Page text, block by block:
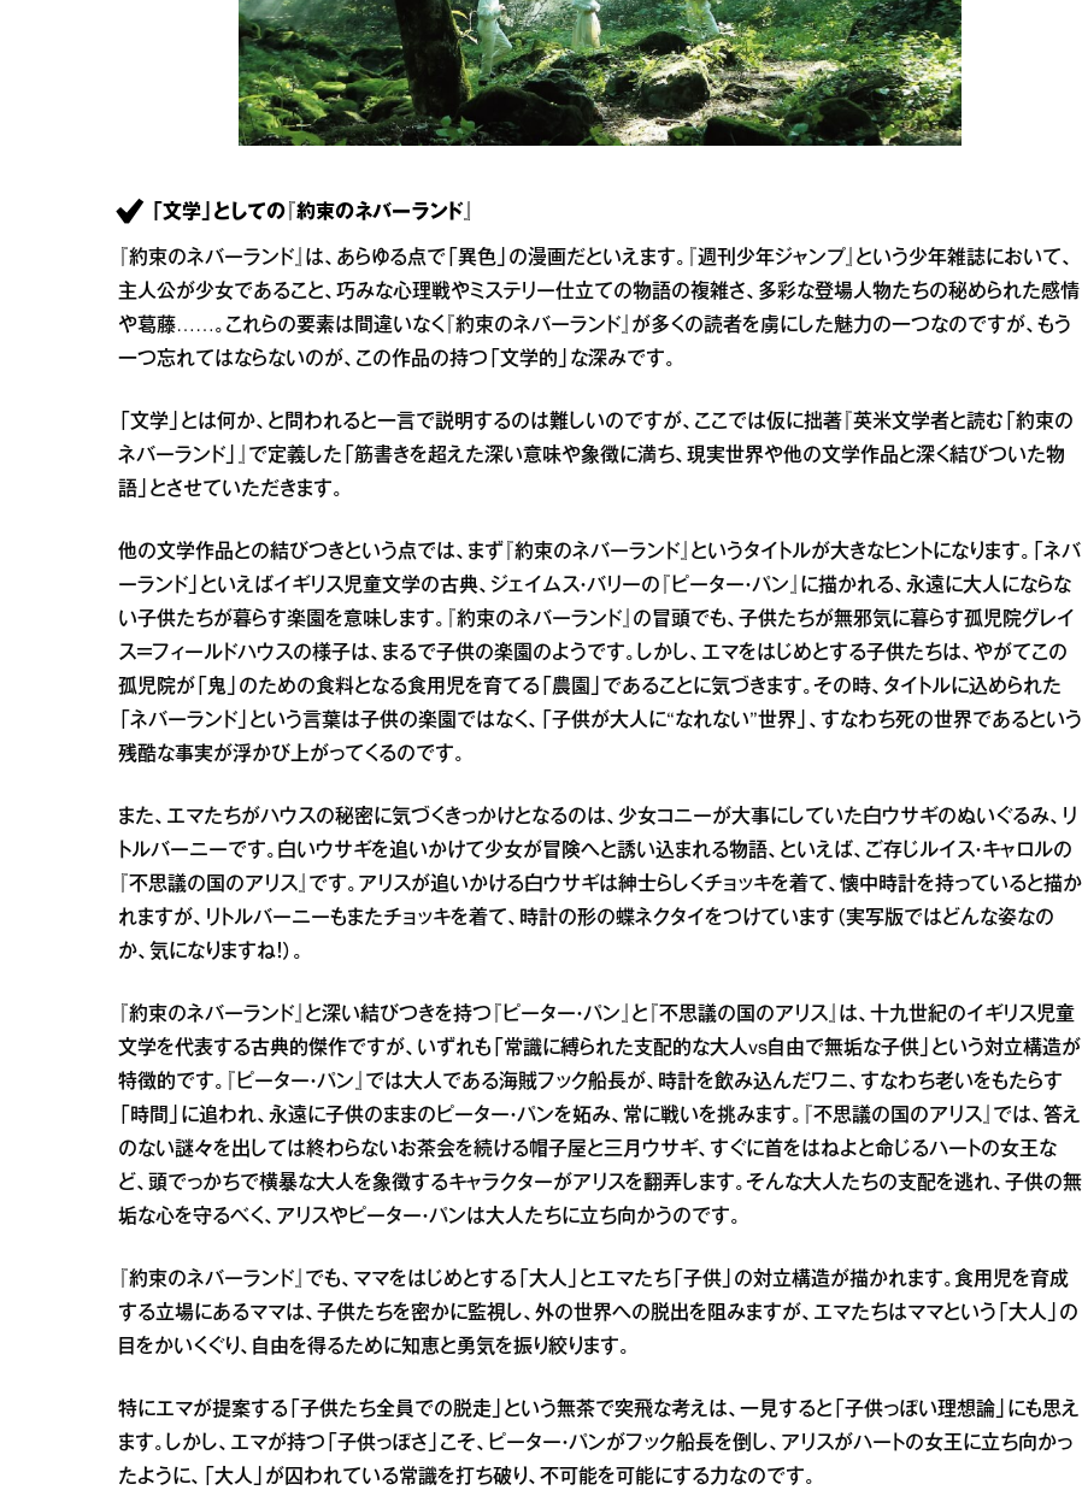
「文学」としての『約束のネバーランド』
『約束のネバーランド』は、あらゆる点で「異色」の漫画だといえます。『週刊少年ジャンプ』という少年雑誌において、
主人公が少女であること、巧みな心理戦やミステリー仕立ての物語の複雑さ、多彩な登場人物たちの秘められた感情
や葛藤……。これらの要素は間違いなく『約束のネバーランド』が多くの読者を虜にした魅力の一つなのですが、もう
一つ忘れてはならないのが、この作品の持つ「文学的」な深みです。
「文学」とは何か、と問われると一言で説明するのは難しいのですが、ここでは仮に拙著『英米文学者と読む「約束の
ネバーランド」』で定義した「筋書きを超えた深い意味や象徴に満ち、現実世界や他の文学作品と深く結びついた物
語」とさせていただきます。
他の文学作品との結びつきという点では、まず『約束のネバーランド』というタイトルが大きなヒントになります。「ネバ
ーランド」といえばイギリス児童文学の古典、ジェイムス・バリーの『ピーター・パン』に描かれる、永遠に大人にならな
い子供たちが暮らす楽園を意味します。『約束のネバーランド』の冒頭でも、子供たちが無邪気に暮らす孤児院グレイ
ス＝フィールドハウスの様子は、まるで子供の楽園のようです。しかし、エマをはじめとする子供たちは、やがてこの
孤児院が「鬼」のための食料となる食用児を育てる「農園」であることに気づきます。その時、タイトルに込められた
「ネバーランド」という言葉は子供の楽園ではなく、「子供が大人に“なれない”世界」、すなわち死の世界であるという
残酷な事実が浮かび上がってくるのです。
また、エマたちがハウスの秘密に気づくきっかけとなるのは、少女コニーが大事にしていた白ウサギのぬいぐるみ、リ
トルバーニーです。白いウサギを追いかけて少女が冒険へと誘い込まれる物語、といえば、ご存じルイス・キャロルの
『不思議の国のアリス』です。アリスが追いかける白ウサギは紳士らしくチョッキを着て、懐中時計を持っていると描か
れますが、リトルバーニーもまたチョッキを着て、時計の形の蝶ネクタイをつけています（実写版ではどんな姿なの
か、気になりますね！）。
『約束のネバーランド』と深い結びつきを持つ『ピーター・パン』と『不思議の国のアリス』は、十九世紀のイギリス児童
文学を代表する古典的傑作ですが、いずれも「常識に縛られた支配的な大人vs自由で無垢な子供」という対立構造が
特徴的です。『ピーター・パン』では大人である海賊フック船長が、時計を飲み込んだワニ、すなわち老いをもたらす
「時間」に追われ、永遠に子供のままのピーター・パンを妬み、常に戦いを挑みます。『不思議の国のアリス』では、答え
のない謎々を出しては終わらないお茶会を続ける帽子屋と三月ウサギ、すぐに首をはねよと命じるハートの女王な
ど、頭でっかちで横暴な大人を象徴するキャラクターがアリスを翻弄します。そんな大人たちの支配を逃れ、子供の無
垢な心を守るべく、アリスやピーター・パンは大人たちに立ち向かうのです。
『約束のネバーランド』でも、ママをはじめとする「大人」とエマたち「子供」の対立構造が描かれます。食用児を育成
する立場にあるママは、子供たちを密かに監視し、外の世界への脱出を阻みますが、エマたちはママという「大人」の
目をかいくぐり、自由を得るために知恵と勇気を振り絞ります。
特にエマが提案する「子供たち全員での脱走」という無茶で突飛な考えは、一見すると「子供っぽい理想論」にも思え
ます。しかし、エマが持つ「子供っぽさ」こそ、ピーター・パンがフック船長を倒し、アリスがハートの女王に立ち向かっ
たように、「大人」が囚われている常識を打ち破り、不可能を可能にする力なのです。